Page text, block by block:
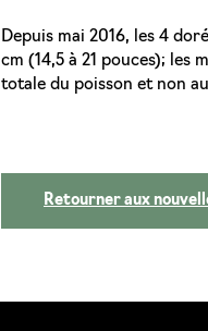
Depuis mai 2016, les 4
cm (14,5 à 21 pouces); les
totale du poisson et non
Retourner aux